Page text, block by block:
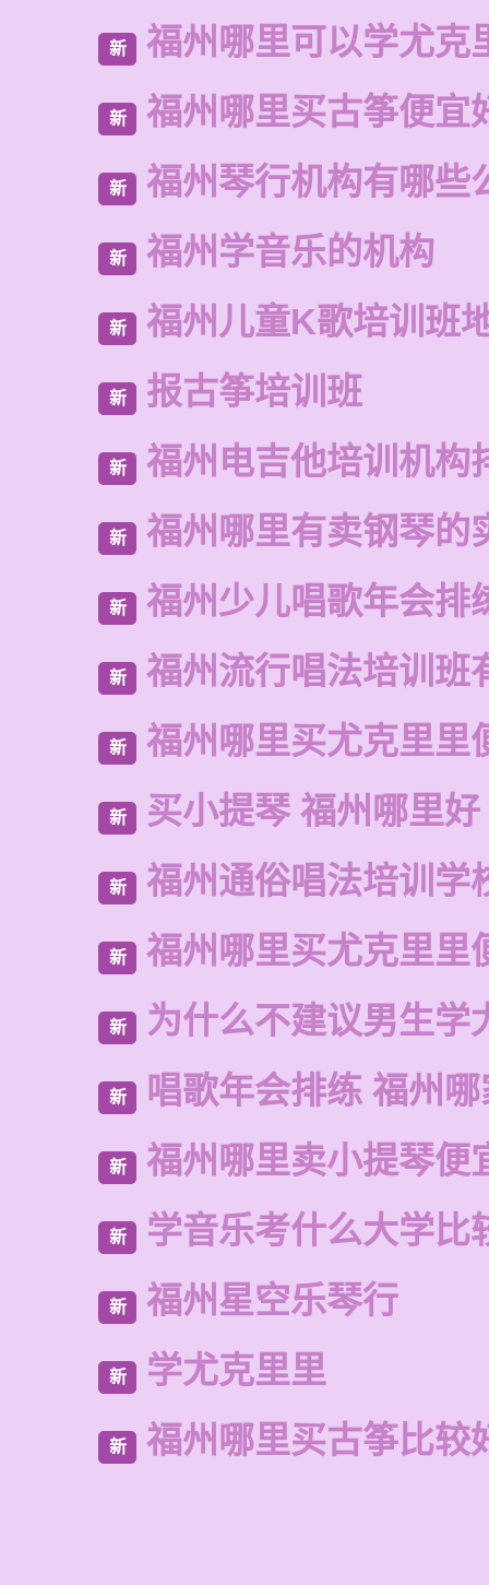
新 福州哪里可以学尤克
新 福州哪里买古筝便宜
新 福州琴行机构有哪些
新 福州学音乐的机构
新 福州儿童K歌培训班
新 报古筝培训班
新 福州电吉他培训机构
新 福州哪里有卖钢琴的
新 福州少儿唱歌年会排
新 福州流行唱法培训班
新 福州哪里买尤克里里
新 买小提琴 福州哪里好
新 福州通俗唱法培训学
新 福州哪里买尤克里里
新 为什么不建议男生学
新 唱歌年会排练 福州
新 福州哪里卖小提琴便
新 学音乐考什么大学比
新 福州星空乐琴行
新 学尤克里里
新 福州哪里买古筝比较